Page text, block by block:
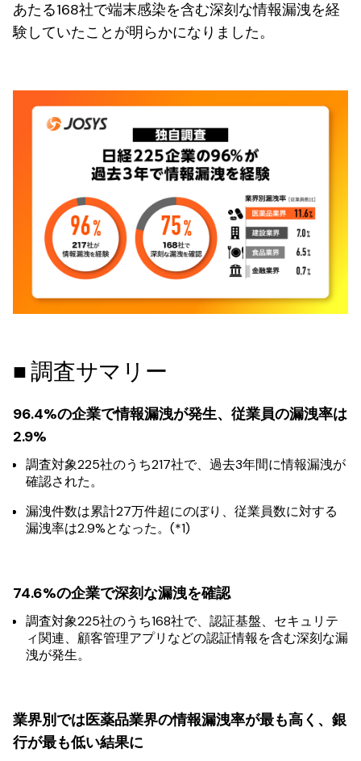
あたる168社で端末感染を含む深刻な情報漏洩を経
験していたことが明らかになりました。
■ 調査サマリー
96.4%の企業で情報漏洩が発生、従業員の漏洩率は
2.9%
調査対象225社のうち217社で、過去3年間に情報漏洩が
確認された。
漏洩件数は累計27万件超にのぼり、従業員数に対する
漏洩率は2.9%となった。(*1)
74.6%の企業で深刻な漏洩を確認
調査対象225社のうち168社で、認証基盤、セキュリテ
ィ関連、顧客管理アプリなどの認証情報を含む深刻な漏
洩が発生。
業界別では医薬品業界の情報漏洩率が最も高く、銀
行が最も低い結果に